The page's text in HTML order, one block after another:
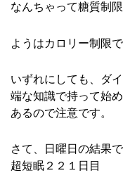
なんちゃって糖質制限
ようはカロリー制限
いずれにしても、ダ
端な知識で持って始
あるので注意です。
さて、日曜日の結果で
超短眠２２１日目